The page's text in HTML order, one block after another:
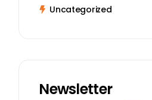
Uncategorized
Newsletter